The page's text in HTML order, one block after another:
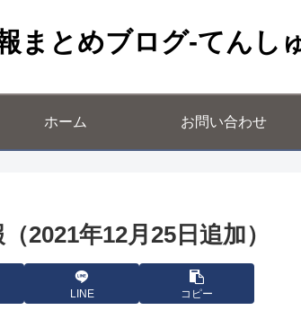
まとめブログ-てんし
ホーム お問い合わせ
2021年12月25日追加）
LINE コピー